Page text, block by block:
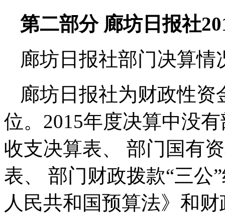
第二部分 廊坊日报社
廊坊日报社部门决算情
廊坊日报社为财政性
位。2015年度决算中没
收支决算表、 部门国有
表、 部门财政拨款“三公
人民共和国预算法》和